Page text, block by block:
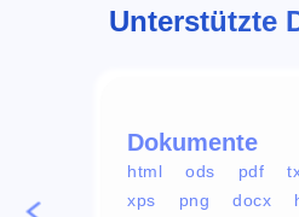
Unterstützte
Dokumente
html ods pdf
xps
png docx